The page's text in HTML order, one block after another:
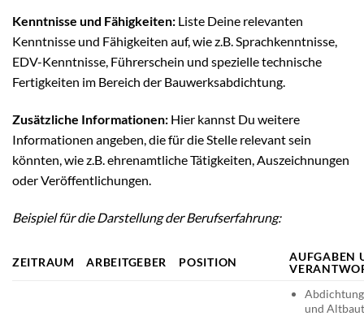
Kenntnisse und Fähigkeiten: Liste Deine relevanten
Kenntnisse und Fähigkeiten auf, wie z.B. Sprachkenntnisse,
EDV-Kenntnisse, Führerschein und spezielle technische
Fertigkeiten im Bereich der Bauwerksabdichtung.
Zusätzliche Informationen: Hier kannst Du weitere
Informationen angeben, die für die Stelle relevant sein
könnten, wie z.B. ehrenamtliche Tätigkeiten, Auszeichnungen
oder Veröffentlichungen.
Beispiel für die Darstellung der Berufserfahrung:
ZEITRAUM ARBEITGEBER POSITION
AUFGABEN
und